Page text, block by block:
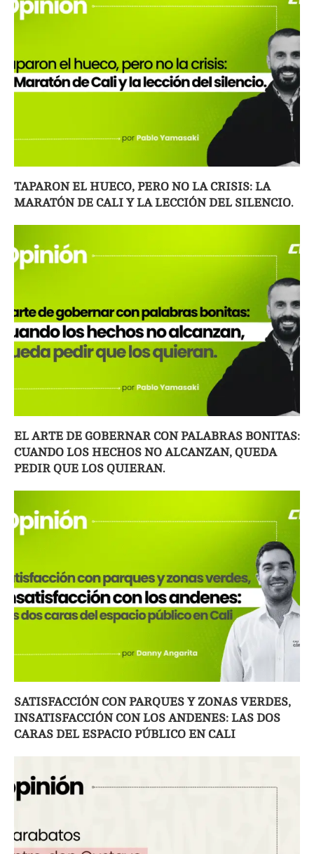
TAPARON EL HUECO, PERO NO LA CRISIS: LA
MARATÓN DE CALI Y LA LECCIÓN DEL SILENCIO.
EL ARTE DE GOBERNAR CON PALABRAS BONITAS:
CUANDO LOS HECHOS NO ALCANZAN, QUEDA
PEDIR QUE LOS QUIERAN.
SATISFACCIÓN CON PARQUES Y ZONAS VERDES,
INSATISFACCIÓN CON LOS ANDENES: LAS DOS
CARAS DEL ESPACIO PÚBLICO EN CALI